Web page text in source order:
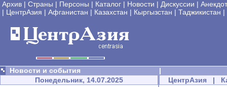
Архив | Страны | Персоны | Каталог | Новости | Дискуссии |
| ЦентрАзия | Афганистан | Казахстан | Кыргызстан | Таджикистан |
Новости и события
|
Понедельник, 14.07.2025
ЦентрАзия |